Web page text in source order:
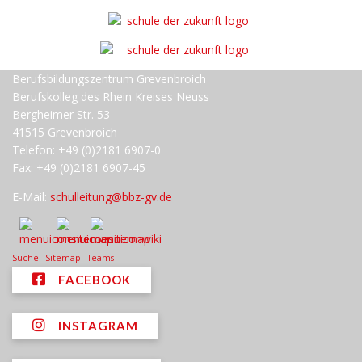
Berufsbildungszentrum Grevenbroich
Berufskolleg des Rhein Kreises Neuss
Bergheimer Str. 53
41515 Grevenbroich
Telefon: +49 (0)2181 6907-0
Fax: +49 (0)2181 6907-45
E-Mail: schulleitung@bbz-gv.de
Suche Sitemap Teams
FACEBOOK
INSTAGRAM